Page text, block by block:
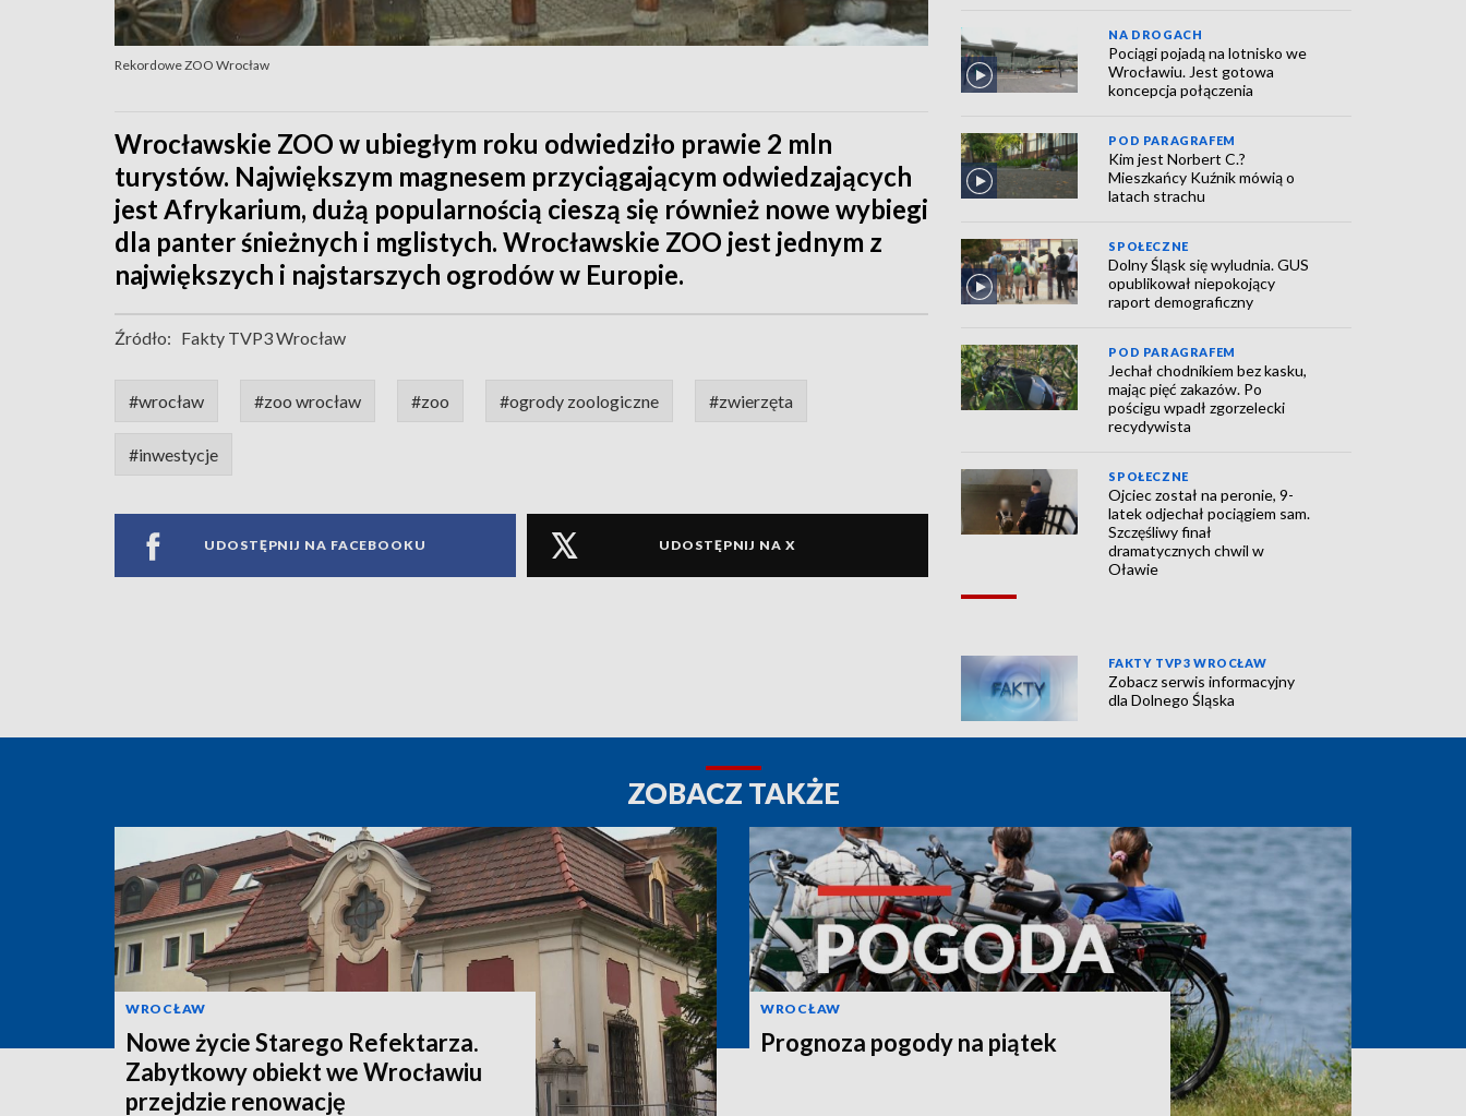
Rekordowe ZOO Wrocław
Wrocławskie ZOO w ubiegłym roku odwiedziło prawie 2 mln
turystów. Największym magnesem przyciągającym odwiedzających
jest Afrykarium, dużą popularnością cieszą się również nowe wybiegi
dla panter śnieżnych i mglistych. Wrocławskie ZOO jest jednym z
największych i najstarszych ogrodów w Europie.
Źródło: Fakty TVP3 Wrocław
#wrocław #zoo wrocław #zoo #ogrody zoologiczne #zwierzęta
#inwestycje
UDOSTĘPNIJ NA FACEBOOKU UDOSTĘPNIJ NA X
NA DROGACH
Pociągi pojadą na lotnisko we
Wrocławiu. Jest gotowa
koncepcja połączenia
POD PARAGRAFEM
Kim jest Norbert C.?
Mieszkańcy Kuźnik mówią o
latach strachu
SPOŁECZNE
Dolny Śląsk się wyludnia. GUS
opublikował niepokojący
raport demograficzny
POD PARAGRAFEM
Jechał chodnikiem bez kasku,
mając pięć zakazów. Po
pościgu wpadł zgorzelecki
recydywista
SPOŁECZNE
Ojciec został na peronie, 9-
latek odjechał pociągiem sam.
Szczęśliwy finał
dramatycznych chwil w
Oławie
FAKTY TVP3 WROCŁAW
Zobacz serwis informacyjny
dla Dolnego Śląska
ZOBACZ TAKŻE
WROCŁAW
Nowe życie Starego Refektarza.
Zabytkowy obiekt we Wrocławiu
przejdzie renowację
WROCŁAW
Prognoza pogody na piątek